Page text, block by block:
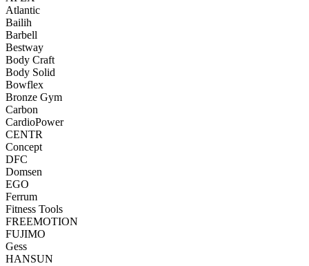
Atlantic
Bailih
Barbell
Bestway
Body Craft
Body Solid
Bowflex
Bronze Gym
Carbon
CardioPower
CENTR
Concept
DFC
Domsen
EGO
Ferrum
Fitness Tools
FREEMOTION
FUJIMO
Gess
HANSUN